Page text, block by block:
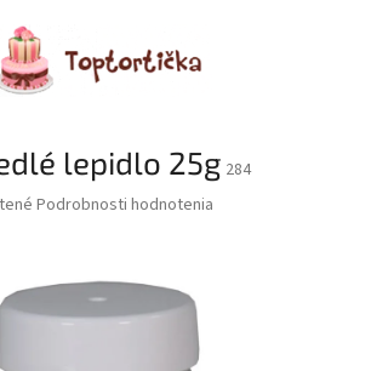
lepidlo 25g 284
Podrobnosti hodnotenia